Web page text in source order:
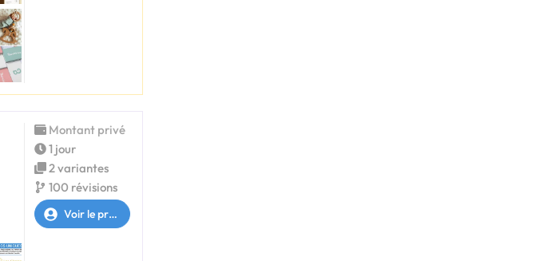
Montant privé
1 jour
2 variantes
100 révisions
Voir le profil